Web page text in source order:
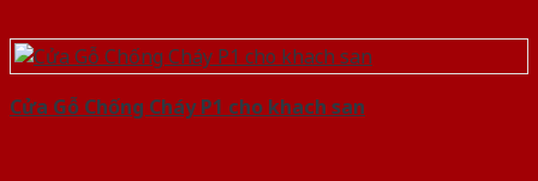
Cửa Gỗ Chống Cháy P1 cho khach san